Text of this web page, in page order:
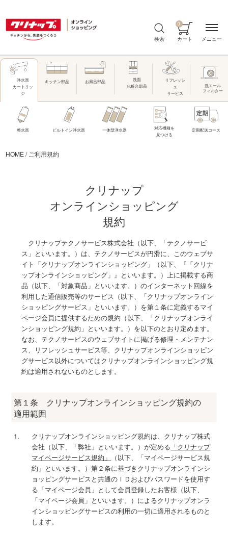
検索 カート
0
浄水器
カートリッ
ジ
キッチン部品 お風呂部品
洗面
化粧台部品
リフレッシ
ュ
サービス
洗エール
フィルター
整水器 ビルトイン浄水器 一体型浄水器
対応機種を
見つける
定期配送コース
HOME/ご利用規約
クリナップ
オンラインショッピング
規約
クリナップテクノサービス株式会社（以下、「テクノサービ
ス」といいます。）は、テクノサービスが円滑に、このウェブサ
イト「クリナップオンラインショッピング」（以下、『「クリナ
ップオンラインショッピング」』といいます。）上に掲載する商
品（以下、「対象商品」といいます。）のインターネット回線を
利用した通信販売等のサービス（以下、「クリナップオンライン
ショッピングサービス」といいます。）を第１条に定義するマイ
ページ会員に提供するための規約（以下、「クリナップオンライ
ンショッピング規約」といいます。）を以下のとおり定めます。
なお、テクノサービスのウェブサイトに掲げる修理・メンテナン
ス、リフレッシュサービス等、クリナップオンラインショッピン
グサービス以外についてはクリナップオンラインショッピング規
約は適用されないものとします。
第１条 クリナップオンラインショッピング規約の
適用範囲
クリナップオンラインショッピング規約は、クリナップ株式
会社（以下、「弊社」といいます。）が定める 「クリナップ
マイページサービス規約」
（以下、「マイページサービス規
約」といいます。）第２条に基づきクリナップオンラインシ
ョッピングサービスと共通のＩＤおよびパスワードを使用す
る「マイページ会員」として会員登録したお客様（以下、
「マイページ会員」といいます。）によるクリナップオンラ
インショッピングサービスの利用の一切に適用されるものと
します。
メニュー